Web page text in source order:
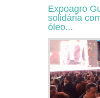
Expoagro
solidária
óleo...